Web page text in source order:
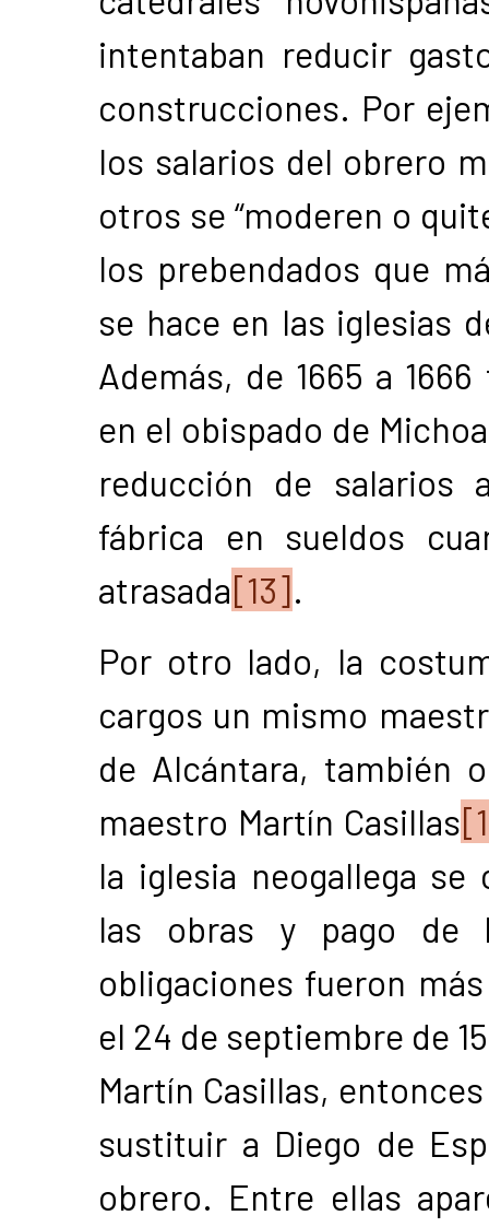
intentaban reducir
construcciones. Por
los salarios del obrero
otros se “moderen o
los prebendados que
se hace en las iglesias
Además, de 1665 a
en el obispado de
reducción de
fábrica en sueldos
atrasada[13].
Por otro lado, la
cargos un mismo
de Alcántara, también
maestro Martín Casillas
la iglesia neogallega
las obras y pago de
obligaciones fueron
el 24 de septiembre de
Martín Casillas,
sustituir a Diego de
obrero. Entre ellas